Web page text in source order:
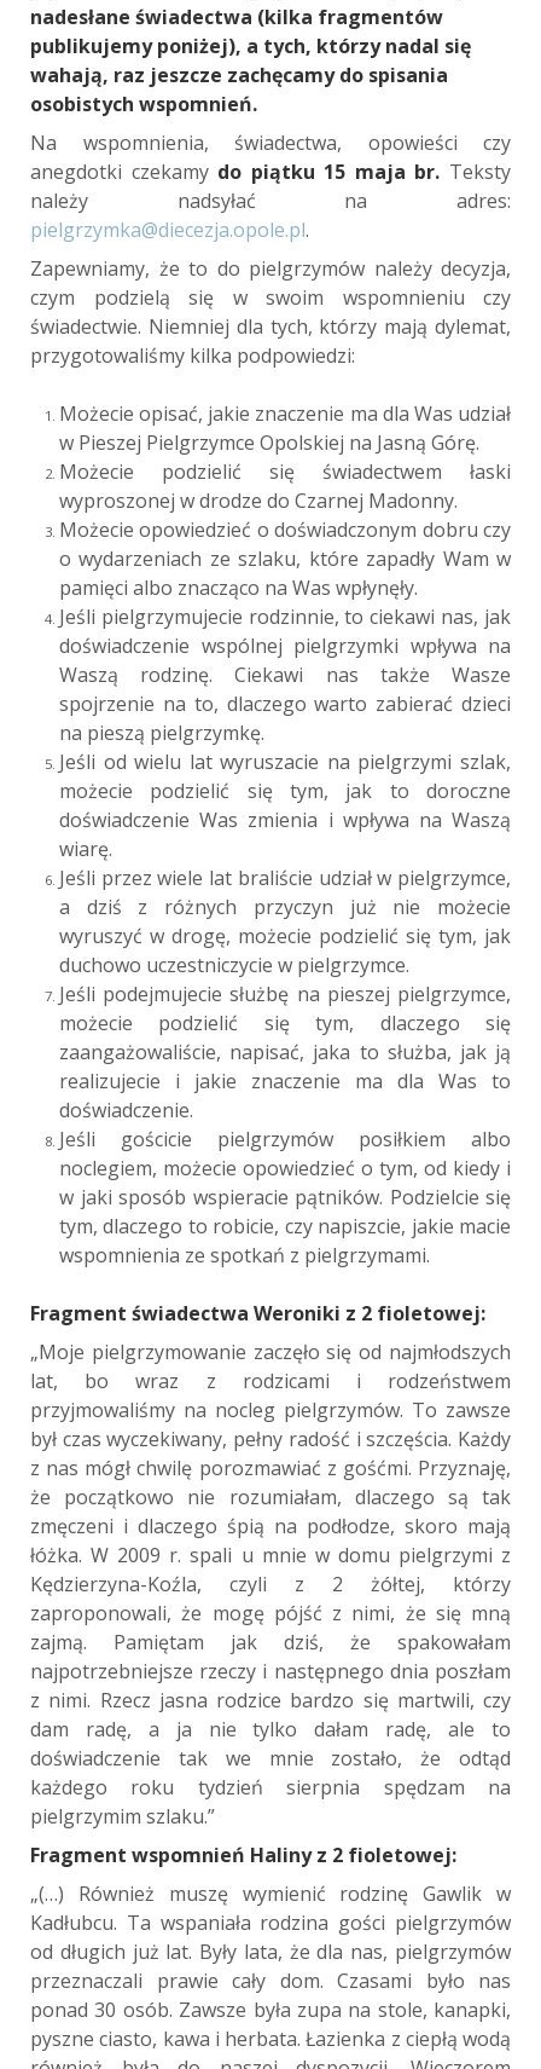
nadesłane świadectwa (kilka fragmentów
publikujemy poniżej), a tych, którzy nadal się
wahają, raz jeszcze zachęcamy do spisania
osobistych wspomnień.
Na wspomnienia, świadectwa, opowieści czy
anegdotki czekamy do piątku 15 maja br. Teksty
należy nadsyłać na adres:
pielgrzymka@diecezja.opole.pl.
Zapewniamy, że to do pielgrzymów należy decyzja,
czym podzielą się w swoim wspomnieniu czy
świadectwie. Niemniej dla tych, którzy mają dylemat,
przygotowaliśmy kilka podpowiedzi:
Możecie opisać, jakie znaczenie ma dla Was udział
w Pieszej Pielgrzymce Opolskiej na Jasną Górę.
Możecie podzielić się świadectwem łaski
wyproszonej w drodze do Czarnej Madonny.
Możecie opowiedzieć o doświadczonym dobru czy
o wydarzeniach ze szlaku, które zapadły Wam w
pamięci albo znacząco na Was wpłynęły.
Jeśli pielgrzymujecie rodzinnie, to ciekawi nas, jak
doświadczenie wspólnej pielgrzymki wpływa na
Waszą rodzinę. Ciekawi nas także Wasze
spojrzenie na to, dlaczego warto zabierać dzieci
na pieszą pielgrzymkę.
Jeśli od wielu lat wyruszacie na pielgrzymi szlak,
możecie podzielić się tym, jak to doroczne
doświadczenie Was zmienia i wpływa na Waszą
wiarę.
Jeśli przez wiele lat braliście udział w pielgrzymce,
a dziś z różnych przyczyn już nie możecie
wyruszyć w drogę, możecie podzielić się tym, jak
duchowo uczestniczycie w pielgrzymce.
Jeśli podejmujecie służbę na pieszej pielgrzymce,
możecie podzielić się tym, dlaczego się
zaangażowaliście, napisać, jaka to służba, jak ją
realizujecie i jakie znaczenie ma dla Was to
doświadczenie.
Jeśli gościcie pielgrzymów posiłkiem albo
noclegiem, możecie opowiedzieć o tym, od kiedy i
w jaki sposób wspieracie pątników. Podzielcie się
tym, dlaczego to robicie, czy napiszcie, jakie macie
wspomnienia ze spotkań z pielgrzymami.
Fragment świadectwa Weroniki z 2 fioletowej:
„Moje pielgrzymowanie zaczęło się od najmłodszych
lat, bo wraz z rodzicami i rodzeństwem
przyjmowaliśmy na nocleg pielgrzymów. To zawsze
był czas wyczekiwany, pełny radość i szczęścia. Każdy
z nas mógł chwilę porozmawiać z gośćmi. Przyznaję,
że początkowo nie rozumiałam, dlaczego są tak
zmęczeni i dlaczego śpią na podłodze, skoro mają
łóżka. W 2009 r. spali u mnie w domu pielgrzymi z
Kędzierzyna-Koźla, czyli z 2 żółtej, którzy
zaproponowali, że mogę pójść z nimi, że się mną
zajmą. Pamiętam jak dziś, że spakowałam
najpotrzebniejsze rzeczy i następnego dnia poszłam
z nimi. Rzecz jasna rodzice bardzo się martwili, czy
dam radę, a ja nie tylko dałam radę, ale to
doświadczenie tak we mnie zostało, że odtąd
każdego roku tydzień sierpnia spędzam na
pielgrzymim szlaku.”
Fragment wspomnień Haliny z 2 fioletowej:
„(…) Również muszę wymienić rodzinę Gawlik w
Kadłubcu. Ta wspaniała rodzina gości pielgrzymów
od długich już lat. Były lata, że dla nas, pielgrzymów
przeznaczali prawie cały dom. Czasami było nas
ponad 30 osób. Zawsze była zupa na stole, kanapki,
pyszne ciasto, kawa i herbata. Łazienka z ciepłą wodą